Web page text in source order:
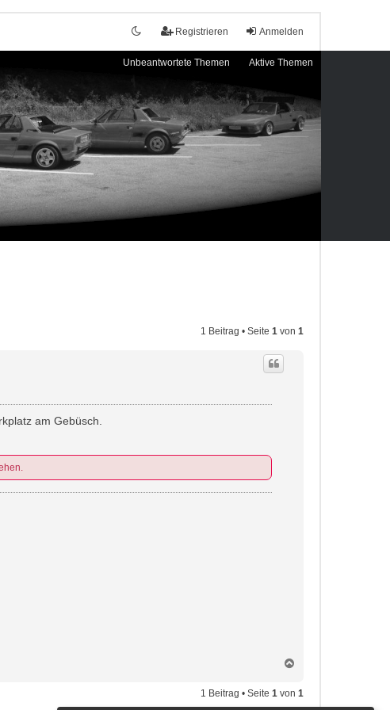
Anmelden
Registrieren
Unbeantwortete Themen Aktive Themen
1 Beitrag • Seite 1 von 1
am Gebüsch.
c
h
1 Beitrag • Seite 1 von 1